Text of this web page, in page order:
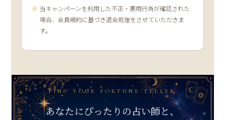
当キャンペーンを利用した不正・悪用行為が確認された
場合、会員規約に基づき退会処理をさせていただきま
す。
FIND YOUR FORTUNE TELLER
あなたにぴったりの占い師と、